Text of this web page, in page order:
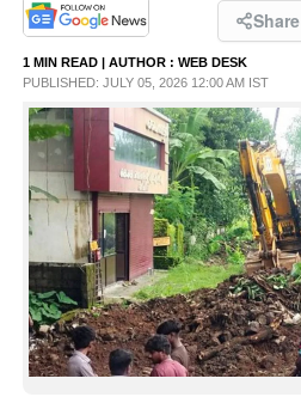
PHOTOS
LIFESTYLE
SPIRITUAL
INFO+
ART
ASTRO
Share
1 MIN READ | AUTHOR : WEB DESK
PUBLISHED: JULY 05, 2026 12:00 AM IST